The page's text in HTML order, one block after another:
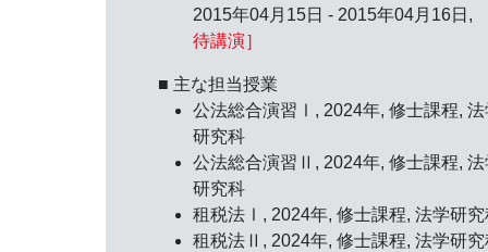
2015年04月15日 - 2015年04月16日,
待講演］
■ 主な担当授業
公法総合演習Ⅰ, 2024年, 修士課程, 法
研究科
公法総合演習Ⅱ, 2024年, 修士課程, 法
研究科
租税法Ⅰ, 2024年, 修士課程, 法学研究
租税法Ⅱ, 2024年, 修士課程, 法学研究